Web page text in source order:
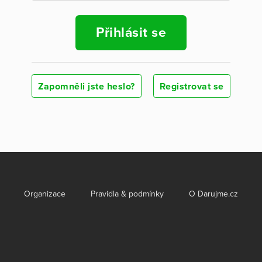
Přihlásit se
Zapomněli jste heslo? Registrovat se
Organizace Pravidla & podmínky O Darujme.cz